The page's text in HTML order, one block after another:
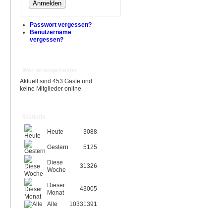
Passwort vergessen?
Benutzername
vergessen?
Aktuell sind 453 Gäste und
keine Mitglieder online
Heute 3088
Gestern 5125
Diese
Woche
31326
Dieser
Monat
43005
Alle
10331391